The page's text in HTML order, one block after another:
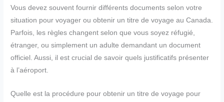
Vous devez souvent fournir différents documents selon votre
situation pour voyager ou obtenir un titre de voyage au Canada.
Parfois, les règles changent selon que vous soyez réfugié,
étranger, ou simplement un adulte demandant un document
officiel. Aussi, il est crucial de savoir quels justificatifs présenter
à l’aéroport.
Quelle est la procédure pour obtenir un titre de voyage pour